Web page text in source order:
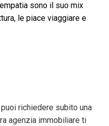
sono il suo mix
le piace viaggiare e
richiedere subito una
agenzia immobiliare ti